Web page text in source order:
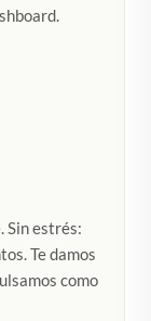
Sin estrés:
Te damos
como